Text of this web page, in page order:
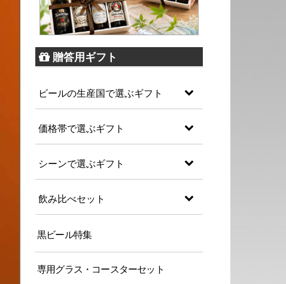
贈答用ギフト
ビールの生産国で選ぶギフト
価格帯で選ぶギフト
シーンで選ぶギフト
飲み比べセット
黒ビール特集
専用グラス・コースターセット